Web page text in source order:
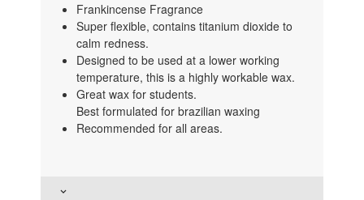
Frankincense Fragrance
Super flexible, contains titanium dioxide to
calm redness.
Designed to be used at a lower working
temperature, this is a highly workable wax.
Great wax for students.
Best formulated for brazilian waxing
Recommended for all areas.